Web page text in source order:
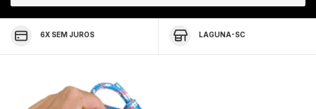
6X SEM JUROS LAGUNA-SC